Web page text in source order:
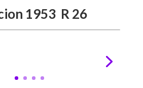
1953 R 26